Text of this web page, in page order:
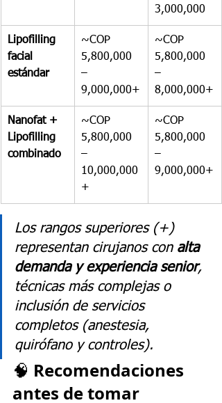
3,000,000
Lipofilling
facial
estándar
~COP
5,800,000
–
9,000,000+
~COP
5,800,000
–
8,000,000+
Nanofat +
Lipofilling
combinado
~COP
5,800,000
–
10,000,000
+
~COP
5,800,000
–
9,000,000+
Los rangos superiores (+)
representan cirujanos con alta
demanda y experiencia senior,
técnicas más complejas o
inclusión de servicios
completos (anestesia,
quirófano y controles).
🧠 Recomendaciones
antes de tomar